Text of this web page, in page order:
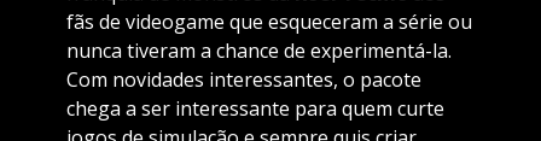
fãs de videogame que esqueceram a série ou
nunca tiveram a chance de experimentá-la.
Com novidades interessantes, o pacote
chega a ser interessante para quem curte